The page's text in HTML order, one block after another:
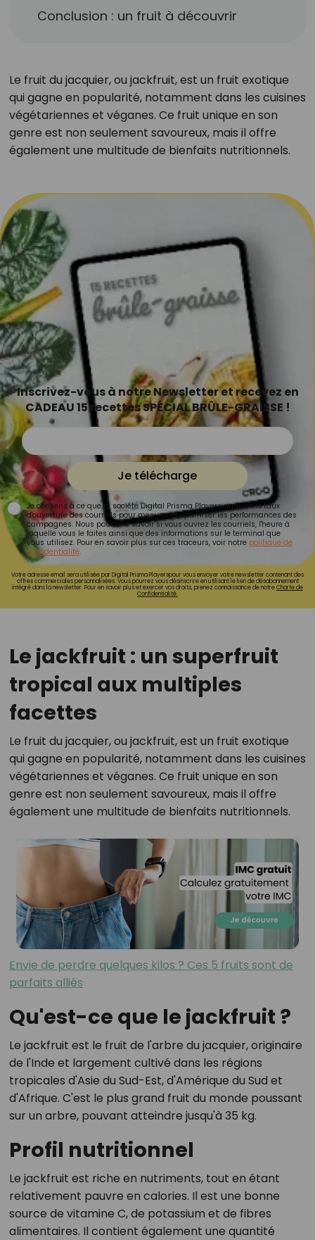
Conclusion : un fruit à découvrir
Le fruit du jacquier, ou jackfruit, est un fruit exotique
qui gagne en popularité, notamment dans les cuisines
végétariennes et véganes. Ce fruit unique en son
genre est non seulement savoureux, mais il offre
également une multitude de bienfaits nutritionnels.
Inscrivez-vous à notre Newsletter et recevez en
CADEAU 15 recettes SPÉCIAL BRÛLE-GRAISSE !
Je télécharge
Je consens à ce que la société Digital Prisma Players analyse le taux
d'ouverture des courriels pour mesurer et optimiser les performances des
campagnes. Nous pourrons savoir si vous ouvrez les courriels, l'heure à
laquelle vous le faites ainsi que des informations sur le terminal que
vous utilisez. Pour en savoir plus sur ces traceurs, voir notre politique de
confidentialité.
Votre adresse email sera utilisée par Digital Prisma Playerspour vous envoyer votre newsletter contenant des
offres commerciales personnalisées. Vous pourrez vous désinscrire en utilisant le lien de désabonnement
intégré dans la newsletter. Pour en savoir plus et exercer vos droits, prenez connaissance de notreCharte de
Confidentialité.
Le jackfruit : un superfruit
tropical aux multiples
facettes
Le fruit du jacquier, ou jackfruit, est un fruit exotique
qui gagne en popularité, notamment dans les cuisines
végétariennes et véganes. Ce fruit unique en son
genre est non seulement savoureux, mais il offre
également une multitude de bienfaits nutritionnels.
Envie de perdre quelques kilos ? Ces 5 fruits sont de
parfaits alliés
Qu'est-ce que le jackfruit ?
Le jackfruit est le fruit de l'arbre du jacquier, originaire
de l'Inde et largement cultivé dans les régions
tropicales d'Asie du Sud-Est, d'Amérique du Sud et
d'Afrique. C'est le plus grand fruit du monde poussant
sur un arbre, pouvant atteindre jusqu'à 35 kg.
Profil nutritionnel
Le jackfruit est riche en nutriments, tout en étant
relativement pauvre en calories. Il est une bonne
source de vitamine C, de potassium et de fibres
alimentaires. Il contient également une quantité